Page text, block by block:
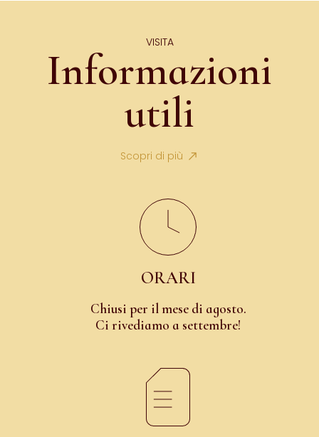
VISITA
Informazioni
utili
Scopri di più
ORARI
Chiusi per il mese di agosto.
Ci rivediamo a settembre!